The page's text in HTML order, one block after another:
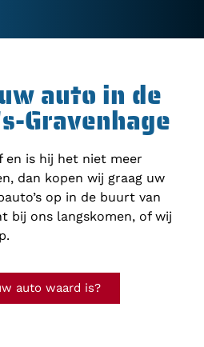
auto in de
Gravenhage
en is hij het niet meer
dan kopen wij graag uw
op in de buurt van
bij ons langskomen, of wij
auto waard is?